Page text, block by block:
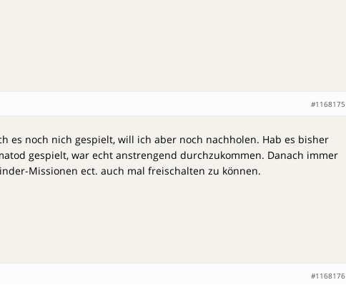
#1168175
es noch nich gespielt, will ich aber noch nachholen. Hab es bisher
gespielt, war echt anstrengend durchzukommen. Danach immer
Missionen ect. auch mal freischalten zu können.
#1168176